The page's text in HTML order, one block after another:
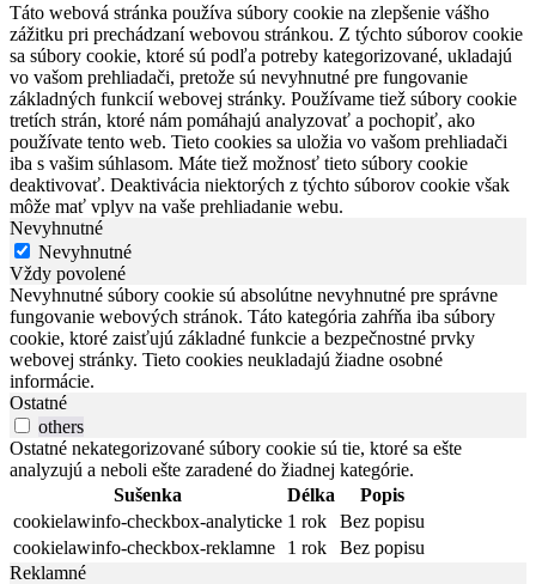
Táto webová stránka používa súbory cookie na zlepšenie vášho
zážitku pri prechádzaní webovou stránkou. Z týchto súborov cookie
sa súbory cookie, ktoré sú podľa potreby kategorizované, ukladajú
vo vašom prehliadači, pretože sú nevyhnutné pre fungovanie
základných funkcií webovej stránky. Používame tiež súbory cookie
tretích strán, ktoré nám pomáhajú analyzovať a pochopiť, ako
používate tento web. Tieto cookies sa uložia vo vašom prehliadači
iba s vašim súhlasom. Máte tiež možnosť tieto súbory cookie
deaktivovať. Deaktivácia niektorých z týchto súborov cookie však
môže mať vplyv na vaše prehliadanie webu.
Nevyhnutné
Nevyhnutné
Vždy povolené
Nevyhnutné súbory cookie sú absolútne nevyhnutné pre správne
fungovanie webových stránok. Táto kategória zahŕňa iba súbory
cookie, ktoré zaisťujú základné funkcie a bezpečnostné prvky
webovej stránky. Tieto cookies neukladajú žiadne osobné
informácie.
Ostatné
others
Ostatné nekategorizované súbory cookie sú tie, ktoré sa ešte
analyzujú a neboli ešte zaradené do žiadnej kategórie.
Sušenka
Délka
Popis
cookielawinfo-checkbox-analyticke 1 rok
Bez popisu
cookielawinfo-checkbox-reklamne
1 rok
Bez popisu
Reklamné